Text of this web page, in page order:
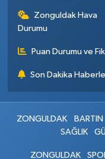
Zonguldak Hava
Durumu
Puan Durumu ve
Son Dakika
ZONGULDAK BARTIN
SAĞLIK
ZONGULDAK